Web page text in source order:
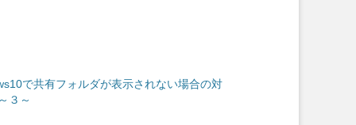
で共有フォルダが表示されない場合の対
３～